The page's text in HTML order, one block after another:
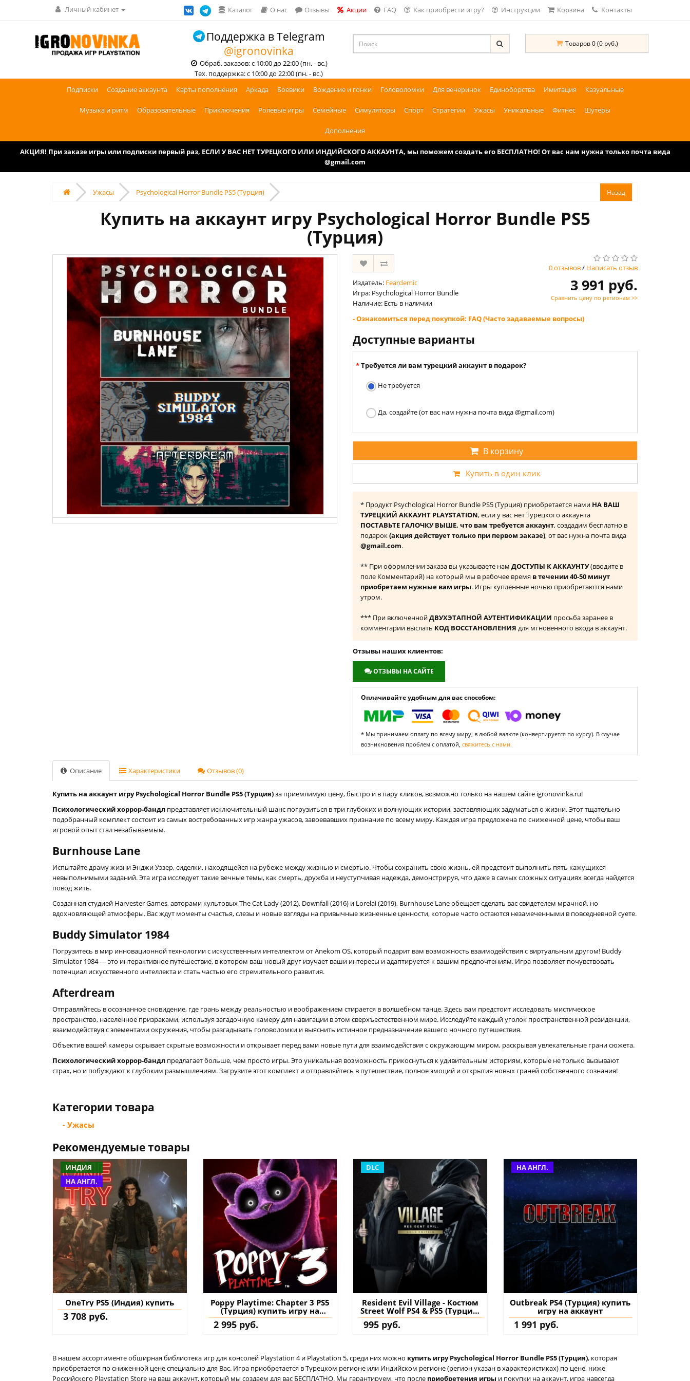
Личный кабинет Каталог О нас Отзывы Акции FAQ Как приобрести игру? Инструкции Корзина Контакты
Поддержка в Telegram
@igronovinka
Обраб. заказов: с 10:00 до 22:00 (пн. - вс.)
Тех. поддержка: с 10:00 до 22:00 (пн. - вс.)
Товаров 0 (0 руб.)
Подписки Создание аккаунта Карты пополнения Аркада Боевики Вождение и гонки Головоломки Для вечеринок Единоборства Имитация Казуальные
Музыка и ритм Образовательные Приключения Ролевые игры Семейные Симуляторы Спорт Стратегии Ужасы Уникальные Фитнес Шутеры
Дополнения
АКЦИЯ! При заказе игры или подписки первый раз, ЕСЛИ У ВАС НЕТ ТУРЕЦКОГО ИЛИ ИНДИЙСКОГО АККАУНТА, мы поможем создать его БЕСПЛАТНО! От вас нам нужна только почта вида
@gmail.com
Ужасы Psychological Horror Bundle PS5 (Турция)
Купить на аккаунт игру Psychological Horror Bundle PS5
(Турция)
0 отзывов/ Написать отзыв
Издатель: Feardemic
Игра: Psychological Horror Bundle
Наличие: Есть в наличии
3 991 руб.
Сравнить цену по регионам >>
- Ознакомиться перед покупкой: FAQ (Часто задаваемые вопросы)
Доступные варианты
Требуется ли вам турецкий аккаунт в подарок?
Не требуется
Да, создайте (от вас нам нужна почта вида @gmail.com)
В корзину
Купить в один клик
* Продукт Psychological Horror Bundle PS5 (Турция) приобретается нами НА ВАШ
ТУРЕЦКИЙ АККАУНТ PLAYSTATION, если у вас нет Турецкого аккаунта
ПОСТАВЬТЕ ГАЛОЧКУ ВЫШЕ, что вам требуется аккаунт, создадим бесплатно в
подарок(акция действует только при первом заказе), от вас нужна почта вида
@gmail.com.
** При оформлении заказа вы указываете нам ДОСТУПЫ К АККАУНТУ(вводите в
поле Комментарий) на который мы в рабочее время в течении 40-50 минут
приобретаем нужные вам игры. Игры купленные ночью приобретаются нами
утром.
*** При включеннойДВУХЭТАПНОЙ АУТЕНТИФИКАЦИИ просьба заранее в
комментарии выслать КОД ВОССТАНОВЛЕНИЯ для мгновенного входа в аккаунт.
Отзывы наших клиентов:
ОТЗЫВЫ НА САЙТЕ
Оплачивайте удобным для вас способом:
* Мы принимаем оплату по всему миру, в любой валюте (конвертируется по курсу). В случае
возникновения проблем с оплатой, свяжитесь с нами.
Описание Характеристики Отзывов (0)
Купить на аккаунт игру Psychological Horror Bundle PS5 (Турция)за приемлимую цену, быстро и в пару кликов, возможно только на нашем сайте igronovinka.ru!
Психологический хоррор-бандл представляет исключительный шанс погрузиться в три глубоких и волнующих истории, заставляющих задуматься о жизни. Этот тщательно
подобранный комплект состоит из самых востребованных игр жанра ужасов, завоевавших признание по всему миру. Каждая игра предложена по сниженной цене, чтобы ваш
игровой опыт стал незабываемым.
Burnhouse Lane
Испытайте драму жизни Энджи Уэзер, сиделки, находящейся на рубеже между жизнью и смертью. Чтобы сохранить свою жизнь, ей предстоит выполнить пять кажущихся
невыполнимыми заданий. Эта игра исследует такие вечные темы, как смерть, дружба и неуступчивая надежда, демонстрируя, что даже в самых сложных ситуациях всегда найдется
повод жить.
Созданная студией Harvester Games, авторами культовых The Cat Lady (2012), Downfall (2016) и Lorelai (2019), Burnhouse Lane обещает сделать вас свидетелем мрачной, но
вдохновляющей атмосферы. Вас ждут моменты счастья, слезы и новые взгляды на привычные жизненные ценности, которые часто остаются незамеченными в повседневной суете.
Buddy Simulator 1984
Погрузитесь в мир инновационной технологии с искусственным интеллектом от Anekom OS, который подарит вам возможность взаимодействия с виртуальным другом! Buddy
Simulator 1984 — это интерактивное путешествие, в котором ваш новый друг изучает ваши интересы и адаптируется к вашим предпочтениям. Игра позволяет почувствовать
потенциал искусственного интеллекта и стать частью его стремительного развития.
Afterdream
Отправляйтесь в осознанное сновидение, где грань между реальностью и воображением стирается в волшебном танце. Здесь вам предстоит исследовать мистическое
пространство, населенное призраками, используя загадочную камеру для навигации в этом сверхъестественном мире. Исследуйте каждый уголок пространственной резиденции,
взаимодействуя с элементами окружения, чтобы разгадывать головоломки и выяснить истинное предназначение вашего ночного путешествия.
Объектив вашей камеры скрывает скрытые возможности и открывает перед вами новые пути для взаимодействия с окружающим миром, раскрывая увлекательные грани сюжета.
Психологический хоррор-бандл предлагает больше, чем просто игры. Это уникальная возможность прикоснуться к удивительным историям, которые не только вызывают
страх, но и побуждают к глубоким размышлениям. Загрузите этот комплект и отправляйтесь в путешествие, полное эмоций и открытия новых граней собственного сознания!
Категории товара
- Ужасы
Рекомендуемые товары
ИНДИЯ
НА АНГЛ.
OneTry PS5 (Индия) купить
3 708 руб.
Poppy Playtime: Chapter 3 PS5
(Турция) купить игру на
аккаунт
2 995 руб.
DLC
Resident Evil Village - Костюм
Street Wolf PS4 & PS5 (Турция)
купить дополнение на
995 руб.
НА АНГЛ.
Outbreak PS4 (Турция) купить
игру на аккаунт
1 991 руб.
В нашем ассортименте обширная библиотека игр для консолей Playstation 4 и Playstation 5, среди них можно купить игру Psychological Horror Bundle PS5 (Турция), которая
приобретается по сниженной цене специально для Вас. Игра приобретается в Турецком регионе или Индийском регионе (регион указан в характеристиках) по цене, ниже
Российского Playstation Store на ваш аккаунт, который мы создаем для вас БЕСПЛАТНО. Мы гарантируем, что после приобретения игры и покупки на аккаунт, игра навсегда